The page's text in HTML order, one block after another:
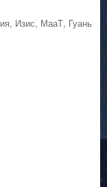
Изис, МааТ, Гуань